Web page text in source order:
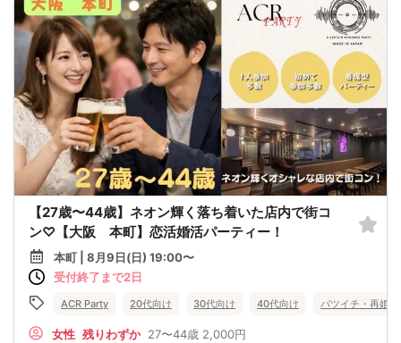
【27歳〜44歳】ネオン輝く落ち着いた店内で街コ
ン♡【大阪 本町】恋活婚活パーティー！
本町 | 8月9日(日) 19:00〜
受付終了まで2日
ACR Party 20代向け 30代向け 40代向け バツイチ・再婚
女性 残りわずか 27〜44歳 2,000円